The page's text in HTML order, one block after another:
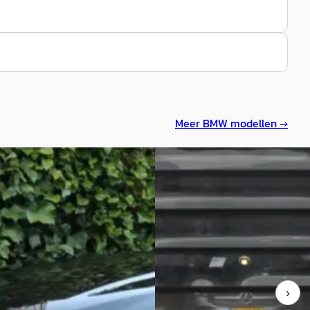
Meer BMW modellen →
·2019
High Executive
mnd
D
BMW X3·2019
xDrive20i High Executive
v.a. € 762/mnd
Scherp geprijsd
›